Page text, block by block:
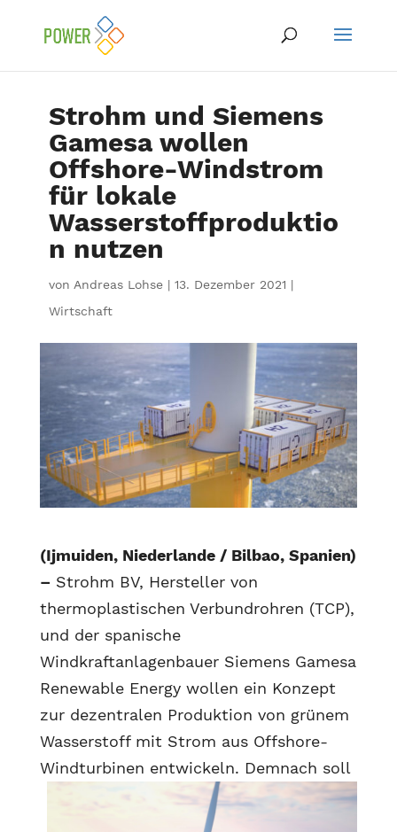
Strohm und Siemens
Gamesa wollen
Offshore-Windstrom
für lokale
Wasserstoffproduktio
n nutzen
von Andreas Lohse| 13. Dezember 2021 |
Wirtschaft
(Ijmuiden, Niederlande / Bilbao, Spanien)
– Strohm BV, Hersteller von
thermoplastischen Verbundrohren (TCP),
und der spanische
Windkraftanlagenbauer Siemens Gamesa
Renewable Energy wollen ein Konzept
zur dezentralen Produktion von grünem
Wasserstoff mit Strom aus Offshore-
Windturbinen entwickeln. Demnach soll